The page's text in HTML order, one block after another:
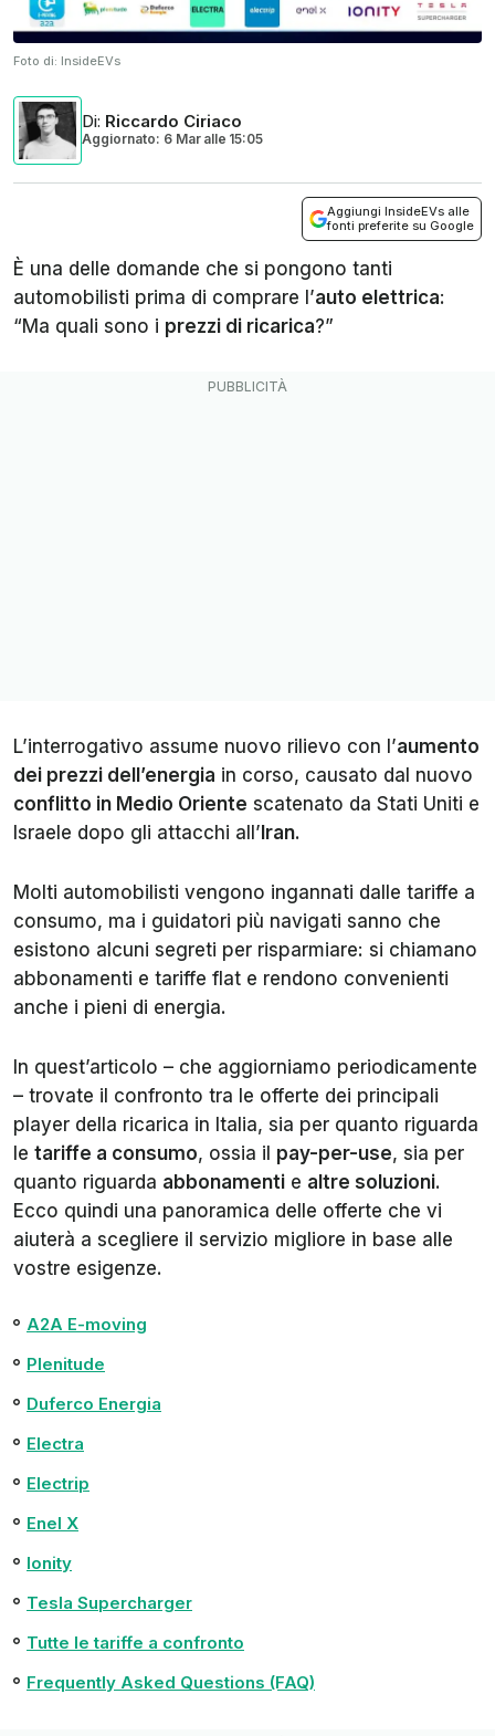
Foto di: InsideEVs
Di: Riccardo Ciriaco
Aggiornato: 6 Mar alle 15:05
Aggiungi InsideEVs alle
fonti preferite su Google
È una delle domande che si pongono tanti
automobilisti prima di comprare l’auto elettrica:
“Ma quali sono i prezzi di ricarica?”
L’interrogativo assume nuovo rilievo con l’aumento
dei prezzi dell’energia in corso, causato dal nuovo
conflitto in Medio Oriente scatenato da Stati Uniti e
Israele dopo gli attacchi all’ Iran.
Molti automobilisti vengono ingannati dalle tariffe a
consumo, ma i guidatori più navigati sanno che
esistono alcuni segreti per risparmiare: si chiamano
abbonamenti e tariffe flat e rendono convenienti
anche i pieni di energia.
In quest’articolo – che aggiorniamo periodicamente
– trovate il confronto tra le offerte dei principali
player della ricarica in Italia, sia per quanto riguarda
le tariffe a consumo, ossia il pay-per-use, sia per
quanto riguarda abbonamenti e altre soluzioni.
Ecco quindi una panoramica delle offerte che vi
aiuterà a scegliere il servizio migliore in base alle
vostre esigenze.
A2A E-moving
Plenitude
Duferco Energia
Electra
Electrip
Enel X
Ionity
Tesla Supercharger
Tutte le tariffe a confronto
Frequently Asked Questions (FAQ)